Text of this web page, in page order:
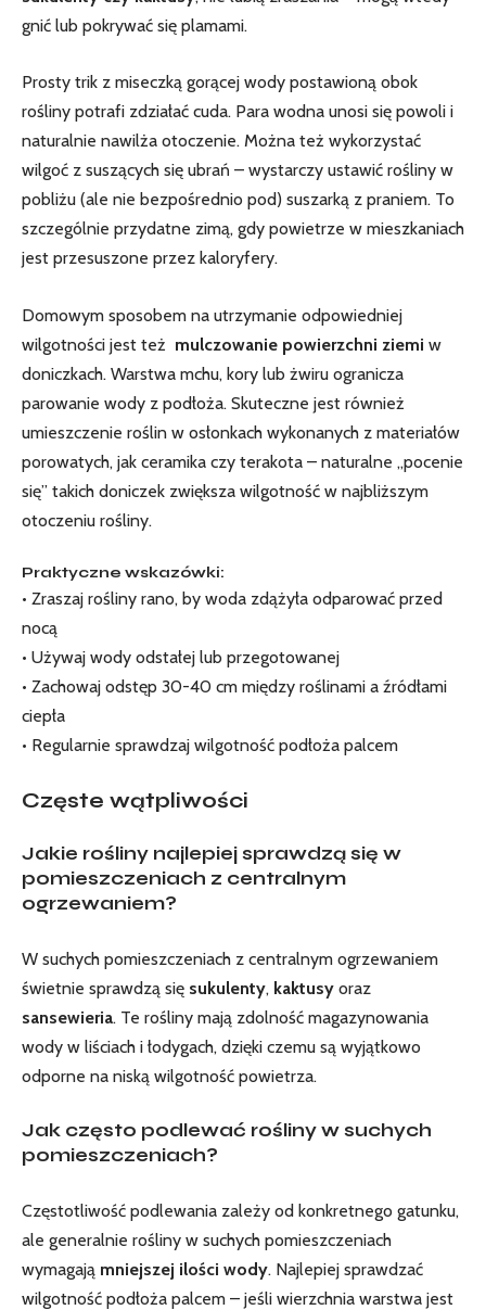
gnić ⁤lub ‍pokrywać się plamami.
Prosty trik z miseczką ⁢gorącej wody postawioną obok
rośliny potrafi zdziałać⁢ cuda. Para wodna ‌unosi się powoli⁣ i​
naturalnie ​nawilża ​otoczenie. Można też wykorzystać ​
wilgoć‌ z suszących ⁣się⁢ ubrań⁤ – wystarczy ustawić rośliny w
⁢pobliżu (ale nie bezpośrednio pod) suszarką z praniem. To
szczególnie przydatne zimą, ⁢gdy powietrze w mieszkaniach
jest przesuszone przez kaloryfery.
Domowym sposobem na utrzymanie odpowiedniej
‍wilgotności jest⁢ też ‍ mulczowanie powierzchni ziemi w
doniczkach. Warstwa mchu, kory lub żwiru ⁢ogranicza
parowanie wody z podłoża. Skuteczne jest również
umieszczenie roślin w osłonkach wykonanych z materiałów
porowatych, jak ceramika czy terakota – naturalne „pocenie
się” takich doniczek zwiększa wilgotność w najbliższym
⁣otoczeniu rośliny.
Praktyczne​ wskazówki:
• Zraszaj rośliny​ rano, by woda zdążyła odparować przed
‍nocą
• Używaj wody odstałej lub przegotowanej
•‌ Zachowaj odstęp 30-40 cm między ⁢roślinami a źródłami
ciepła
• Regularnie sprawdzaj wilgotność⁤ podłoża palcem
Częste wątpliwości
Jakie rośliny najlepiej sprawdzą się w
‍pomieszczeniach z centralnym
‍ogrzewaniem?
W suchych pomieszczeniach z centralnym ogrzewaniem
świetnie sprawdzą się sukulenty, kaktusy oraz
sansewieria. Te rośliny ⁣mają zdolność ​magazynowania
wody ⁤w liściach i łodygach, dzięki czemu są wyjątkowo
odporne na niską‌ wilgotność powietrza.
Jak często podlewać rośliny w suchych
pomieszczeniach?
Częstotliwość podlewania zależy od konkretnego gatunku,
ale generalnie rośliny w suchych pomieszczeniach
wymagają mniejszej ilości wody.‍ Najlepiej sprawdzać
wilgotność podłoża palcem – ‍jeśli wierzchnia warstwa jest